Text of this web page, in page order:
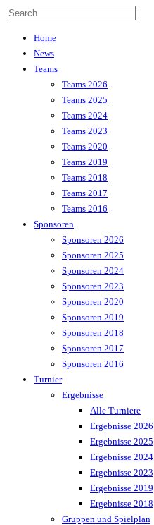
Home
News
Teams
Teams 2026
Teams 2025
Teams 2024
Teams 2023
Teams 2020
Teams 2019
Teams 2018
Teams 2017
Teams 2016
Sponsoren
Sponsoren 2026
Sponsoren 2025
Sponsoren 2024
Sponsoren 2023
Sponsoren 2020
Sponsoren 2019
Sponsoren 2018
Sponsoren 2017
Sponsoren 2016
Turnier
Ergebnisse
Alle Turniere
Ergebnisse 2026
Ergebnisse 2025
Ergebnisse 2024
Ergebnisse 2023
Ergebnisse 2019
Ergebnisse 2018
Gruppen und Spielplan